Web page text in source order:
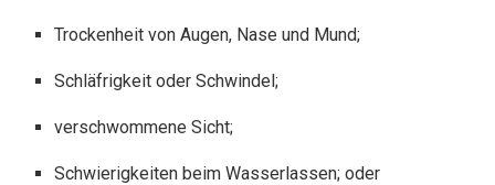
Trockenheit von Augen, Nase und Mund;
Schläfrigkeit oder Schwindel;
verschwommene Sicht;
Schwierigkeiten beim Wasserlassen; oder